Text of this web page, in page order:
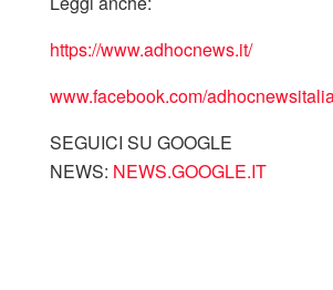
https://www.adhocnews.it/
www.facebook.com/
SEGUICI SU GOOGLE
NEWS: NEWS.GOOGLE.IT